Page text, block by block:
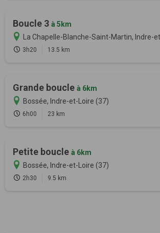
Boucle 3 à 5km
La Chapelle-Blanche-Saint-Martin, Indre-
3h20 13.5 km
Grande boucle à 6km
Bossée, Indre-et-Loire (37)
6h00 23 km
Petite boucle à 6km
Bossée, Indre-et-Loire (37)
2h30 9.5 km